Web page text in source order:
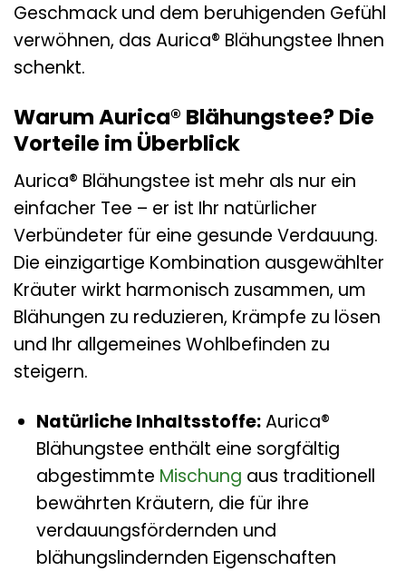
Geschmack und dem beruhigenden Gefühl
verwöhnen, das Aurica® Blähungstee Ihnen
schenkt.
Warum Aurica® Blähungstee? Die
Vorteile im Überblick
Aurica® Blähungstee ist mehr als nur ein
einfacher Tee – er ist Ihr natürlicher
Verbündeter für eine gesunde Verdauung.
Die einzigartige Kombination ausgewählter
Kräuter wirkt harmonisch zusammen, um
Blähungen zu reduzieren, Krämpfe zu lösen
und Ihr allgemeines Wohlbefinden zu
steigern.
Natürliche Inhaltsstoffe:Aurica®
Blähungstee enthält eine sorgfältig
abgestimmte Mischung aus traditionell
bewährten Kräutern, die für ihre
verdauungsfördernden und
blähungslindernden Eigenschaften